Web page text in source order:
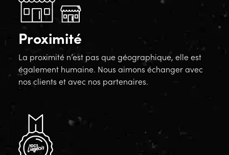
Proximité
La proximité n’est pas que géographique, elle est
également humaine. Nous aimons échanger avec
nos clients et avec nos partenaires.